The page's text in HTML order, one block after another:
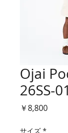
Ojai
26SS-
￥8,800価
サイズ *